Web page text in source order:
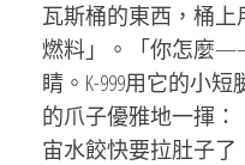
瓦斯桶的東西，桶
燃料」。「你怎麼
睛。K-999用它的小
的爪子優雅地一揮
宙水餃快要拉肚子